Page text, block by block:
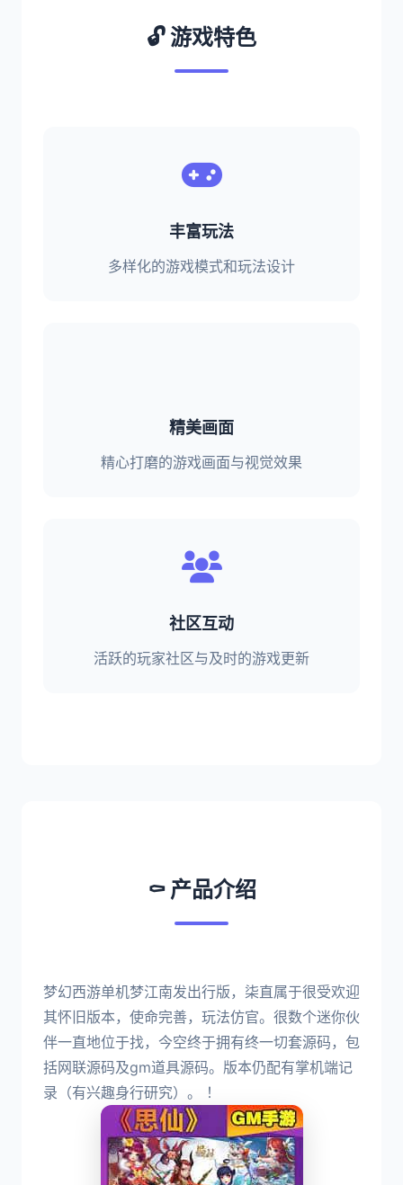
🔓 游戏特色
丰富玩法
多样化的游戏模式和玩法设计
精美画面
精心打磨的游戏画面与视觉效果
社区互动
活跃的玩家社区与及时的游戏更新
⚰️ 产品介绍
梦幻西游单机梦江南发出行版，柒直属于很受欢迎
其怀旧版本，使命完善，玩法仿官。很数个迷你伙
伴一直地位于找，今空终于拥有终一切套源码，包
括网联源码及gm道具源码。版本仍配有掌机端记
录（有兴趣身行研究）。 ！